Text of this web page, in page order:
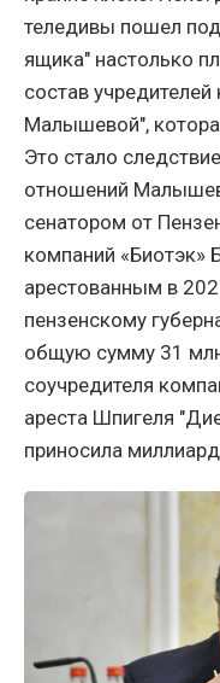
теледивы пошел
ящика" настолько
состав
Малышевой",
Это стало
отношений
сенатором от
компаний «Биотэк»
арестованным в
пензенскому
общую сумму 31
соучредителя
ареста Шпигеля
приносила